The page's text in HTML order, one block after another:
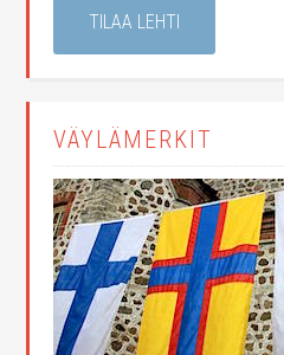
TILAA LEHTI
VÄYLÄMERKIT